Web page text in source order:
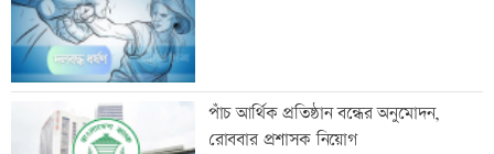
জয়সওয়ালের সঙ্গে মৃণাল ঠাকুরের প্রেমের
গুঞ্জন
পাঁচ আর্থিক প্রতিষ্ঠান বন্ধের অনুমোদন,
রোববার প্রশাসক নিয়োগ